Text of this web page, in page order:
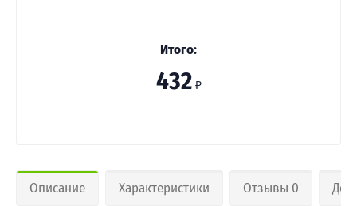
Итого:
432 ₽
Описание Характеристики Отзывы 0